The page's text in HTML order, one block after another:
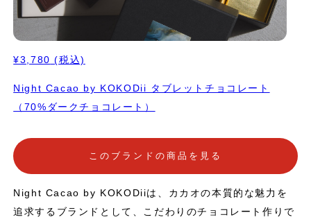
¥3,780 (税込)
Night Cacao by KOKODii タブレットチョコレート
（70%ダークチョコレート）
このブランドの商品を見る
Night Cacao by KOKODiiは、カカオの本質的な魅力を
追求するブランドとして、こだわりのチョコレート作りで